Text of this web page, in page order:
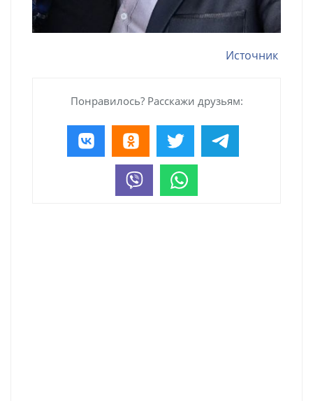
Источник
Понравилось? Расскажи друзьям: